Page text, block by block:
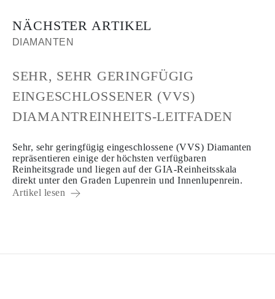
NÄCHSTER ARTIKEL
DIAMANTEN
SEHR, SEHR GERINGFÜGIG
EINGESCHLOSSENER (VVS)
DIAMANTREINHEITS-LEITFADEN
Sehr, sehr geringfügig eingeschlossene (VVS) Diamanten
repräsentieren einige der höchsten verfügbaren
Reinheitsgrade und liegen auf der GIA-Reinheitsskala
direkt unter den Graden Lupenrein und Innenlupenrein.
Artikel lesen